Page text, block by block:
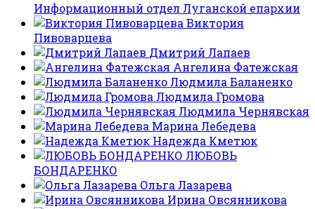
Информационный отдел Луганской епархии
Виктория
Пивоварцева
Дмитрий Лапаев
Ангелина Фатежская
Людмила Баланенко
Людмила Громова
Людмила Чернявская
Марина Лебедева
Надежда Кметюк
ЛЮБОВЬ
БОНДАРЕНКО
Ольга Лазарева
Ирина Овсянникова